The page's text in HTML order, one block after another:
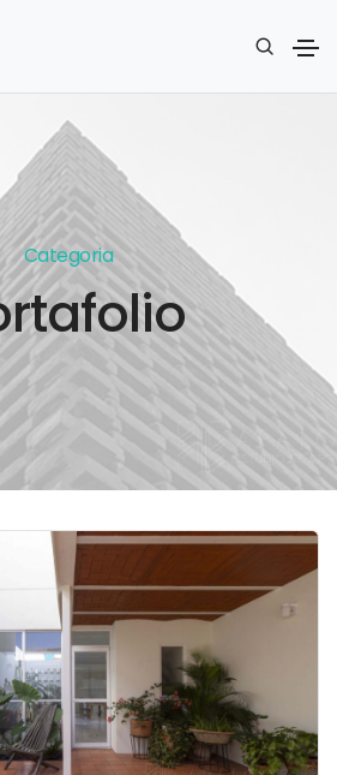
Categoria